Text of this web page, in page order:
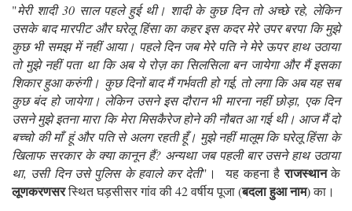
"मेरी शादी 30 साल पहले हुई थी। शादी के कुछ दिन तो अच्छे रहे, लेकिन
उसके बाद मारपीट और घरेलू हिंसा का कहर इस कदर मेरे उपर बरपा कि मुझे
कुछ भी समझ में नहीं आया। पहले दिन जब मेरे पति ने मेरे ऊपर हाथ उठाया
तो मुझे नहीं पता था कि अब ये रोज़ का सिलसिला बन जायेगा और मैं इसका
शिकार हुआ करुंगी। कुछ दिनों बाद मैं गर्भवती हो गई, तो लगा कि अब यह सब
कुछ बंद हो जायेगा। लेकिन उसने इस दौरान भी मारना नहीं छोड़ा, एक दिन
उसने मुझे इतना मारा कि मेरा मिसकैरेज होने की नौबत आ गई थी। आज मैं दो
बच्चो की माँ हूं और पति से अलग रहती हूँ। मुझे नहीं मालूम कि घरेलू हिंसा के
खिलाफ सरकार के क्या कानून हैं? अन्यथा जब पहली बार उसने हाथ उठाया
था, उसी दिन उसे पुलिस के हवाले कर देती"। यह कहना हैराजस्थानके
लूणकरणसरस्थित घड़सीसर गांव की 42 वर्षीय पूजा (बदला हुआ नाम) का।